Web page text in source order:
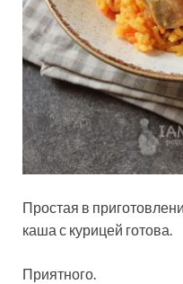
Простая в
каша с курицей готова.
Приятного.